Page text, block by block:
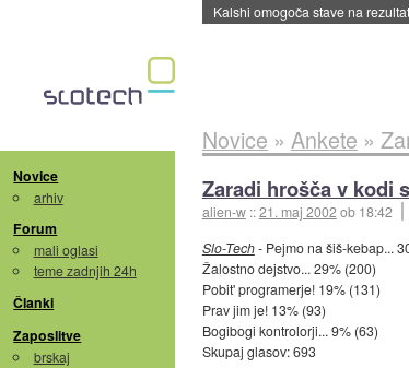
Kalshi omogoča stave na
Novice
arhiv
Forum
mali oglasi
teme zadnjih 24h
Članki
Zaposlitve
brskaj
Novice » Ankete »
Zaradi hrošča v kodi
alien-w ::21. maj 2002ob 18:42
Slo-Tech- Pejmo na šiš-kebap...
Žalostno dejstvo... 29% (200)
Pobit' programerje! 19% (131)
Prav jim je! 13% (93)
Bogibogi kontrolorji... 9% (63)
Skupaj glasov: 693